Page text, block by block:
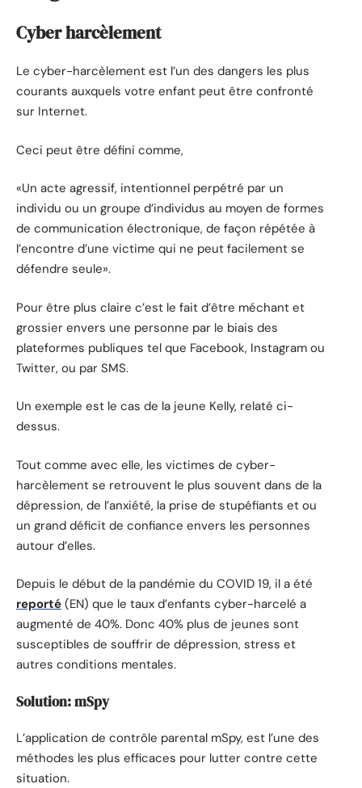
Cyber harcèlement
Le cyber-harcèlement est l’un des dangers les plus
courants auxquels votre enfant peut être confronté
sur Internet.
Ceci peut être défini comme,
«Un acte agressif, intentionnel perpétré par un
individu ou un groupe d’individus au moyen de formes
de communication électronique, de façon répétée à
l’encontre d’une victime qui ne peut facilement se
défendre seule».
Pour être plus claire c’est le fait d’être méchant et
grossier envers une personne par le biais des
plateformes publiques tel que Facebook, Instagram ou
Twitter, ou par SMS.
Un exemple est le cas de la jeune Kelly, relaté ci-
dessus.
Tout comme avec elle, les victimes de cyber-
harcèlement se retrouvent le plus souvent dans de la
dépression, de l’anxiété, la prise de stupéfiants et ou
un grand déficit de confiance envers les personnes
autour d’elles.
Depuis le début de la pandémie du COVID 19, il a été
reporté (EN) que le taux d’enfants cyber-harcelé a
augmenté de 40%. Donc 40% plus de jeunes sont
susceptibles de souffrir de dépression, stress et
autres conditions mentales.
Solution: mSpy
L’application de contrôle parental mSpy, est l’une des
méthodes les plus efficaces pour lutter contre cette
situation.